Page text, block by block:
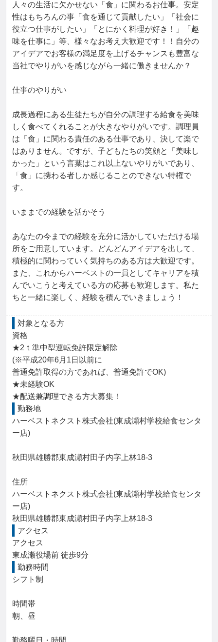
人々の生活に欠かせない「食」に関わるお仕事。安定
性はもちろんの事「食を通じて貢献したい」「社会に
役立つ仕事がしたい」「とにかく料理が好き！」「趣
味を仕事に」等、様々なお考え大歓迎です！！自分の
アイデアでお客様の満足度を上げるチャンスも豊富な
当社でやりがいを感じながら一緒に働きませんか？
仕事のやりがい
成長過程にある生徒たちが自分の調理する給食を美味
しく食べてくれることが大きなやりがいです。調理員
は「食」に関わる責任のある仕事であり、決して楽で
はありません。ですが、子どもたちの笑顔と「美味し
かった」という言葉はこれ以上ないやりがいであり、
「食」に携わる者しか感じることのできない特権で
す。
いままでの経験を活かそう
あなたの今までの経験を充分に活かしていただける場
所をご用意しています。どんどんアイデアを出して、
積極的に関わっていく気持ちのある方は大歓迎です。
また、これからハーベストの一員としてキャリアを積
んでいこうと考えている方の応募も歓迎します。私た
ちと一緒に楽しく、経験を積んでいきましょう！
対象となる方
資格
★2ｔ準中型運転免許限定解除
(※平成20年6月1日以前に
普通免許取得の方であれば、普通免許でOK)
★未経験OK
★配送兼調理できる方大募集！
勤務地
ハーベストネクスト株式会社(東成瀬村学校給食センタ
ー店)
秋田県雄勝郡東成瀬村田子内字上林18-3
住所
ハーベストネクスト株式会社(東成瀬村学校給食センタ
ー店)
秋田県雄勝郡東成瀬村田子内字上林18-3
アクセス
アクセス
東成瀬役場前 徒歩9分
勤務時間
シフト制
時間帯
朝、昼
勤務曜日・時間